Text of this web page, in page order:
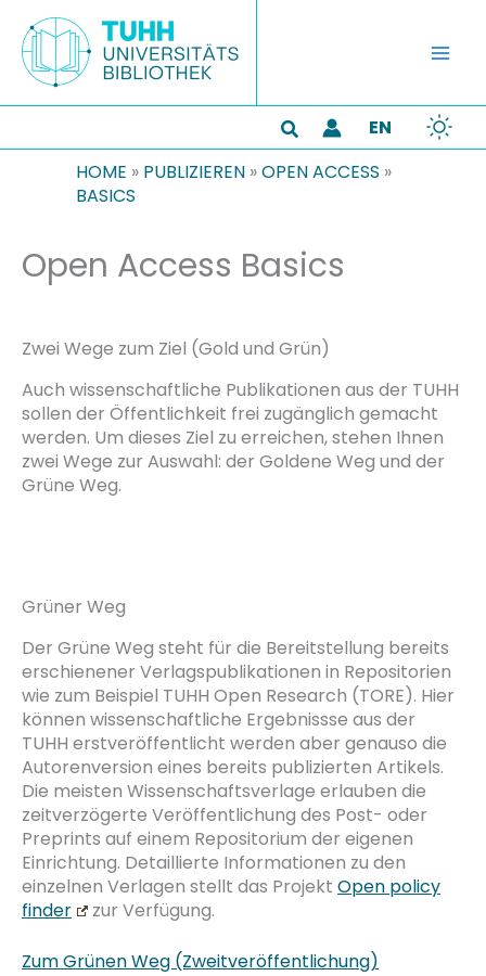
Inhalt
springen
Suchen
EN
HOME » PUBLIZIEREN »OPEN ACCESS »
BASICS
Open Access Basics
Zwei Wege zum Ziel (Gold und Grün)
Auch wissenschaftliche Publikationen aus der TUHH
sollen der Öffentlichkeit frei zugänglich gemacht
werden. Um dieses Ziel zu erreichen, stehen Ihnen
zwei Wege zur Auswahl: der Goldene Weg und der
Grüne Weg.
Grüner Weg
Der Grüne Weg steht für die Bereitstellung bereits
erschienener Verlagspublikationen in Repositorien
wie zum Beispiel TUHH Open Research (TORE). Hier
können wissenschaftliche Ergebnissse aus der
TUHH erstveröffentlicht werden aber genauso die
Autorenversion eines bereits publizierten Artikels.
Die meisten Wissenschaftsverlage erlauben die
zeitverzögerte Veröffentlichung des Post- oder
Preprints auf einem Repositorium der eigenen
Einrichtung. Detaillierte Informationen zu den
einzelnen Verlagen stellt das Projekt Open policy
finder
zur Verfügung.
Zum Grünen Weg (Zweitveröffentlichung)